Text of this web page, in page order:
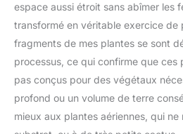
espace aussi étroit sans abîmer les
transformé en véritable exercice de
fragments de mes plantes se sont
processus, ce qui confirme que ces
pas conçus pour des végétaux
profond ou un volume de terre
mieux aux plantes aériennes, qui